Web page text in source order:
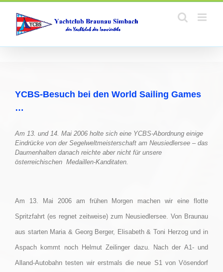
Zum
springen
YCBS-Besuch bei den World Sailing Games
…
Am 13. und 14. Mai 2006 holte sich eine YCBS-Abordnung einige
Eindrücke von der Segelweltmeisterschaft am Neusiedlersee – das
Daumenhalten danach reichte aber nicht für unsere
österreichischen Medaillen-Kanditaten.
Am 13. Mai 2006 am frühen Morgen machen wir eine flotte
Spritzfahrt (es regnet zeitweise) zum Neusiedlersee. Von Braunau
aus starten Maria & Georg Berger, Elisabeth & Toni Herzog und in
Aspach kommt noch Helmut Zeilinger dazu. Nach der A1- und
Alland-Autobahn testen wir erstmals die neue S1 von Vösendorf